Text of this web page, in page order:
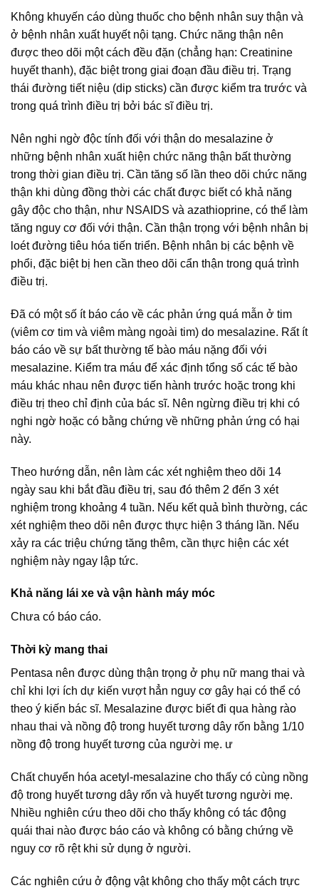
Không khuyến cáo dùng thuốc cho bệnh nhân suy thận và
ở bệnh nhân xuất huyết nội tạng. Chức năng thận nên
được theo dõi một cách đều đặn (chẳng hạn: Creatinine
huyết thanh), đặc biệt trong giai đoạn đầu điều trị. Trạng
thái đường tiết niệu (dip sticks) cần được kiểm tra trước và
trong quá trình điều trị bởi bác sĩ điều trị.
Nên nghi ngờ độc tính đối với thận do mesalazine ở
những bệnh nhân xuất hiện chức năng thận bất thường
trong thời gian điều trị. Cần tăng số lần theo dõi chức năng
thận khi dùng đồng thời các chất được biết có khả năng
gây độc cho thận, như NSAIDS và azathioprine, có thể làm
tăng nguy cơ đối với thận. Cần thận trọng với bệnh nhân bị
loét đường tiêu hóa tiến triển. Bệnh nhân bị các bệnh về
phổi, đặc biệt bị hen cần theo dõi cẩn thận trong quá trình
điều trị.
Đã có một số ít báo cáo về các phản ứng quá mẫn ở tim
(viêm cơ tim và viêm màng ngoài tim) do mesalazine. Rất ít
báo cáo về sự bất thường tế bào máu nặng đối với
mesalazine. Kiểm tra máu để xác định tổng số các tế bào
máu khác nhau nên được tiến hành trước hoặc trong khi
điều trị theo chỉ định của bác sĩ. Nên ngừng điều trị khi có
nghi ngờ hoặc có bằng chứng về những phản ứng có hại
này.
Theo hướng dẫn, nên làm các xét nghiệm theo dõi 14
ngày sau khi bắt đầu điều trị, sau đó thêm 2 đến 3 xét
nghiệm trong khoảng 4 tuần. Nếu kết quả bình thường, các
xét nghiệm theo dõi nên được thực hiện 3 tháng lần. Nếu
xảy ra các triệu chứng tăng thêm, cần thực hiện các xét
nghiệm này ngay lập tức.
Khả năng lái xe và vận hành máy móc
Chưa có báo cáo.
Thời kỳ mang thai
Pentasa nên được dùng thận trọng ở phụ nữ mang thai và
chỉ khi lợi ích dự kiến vượt hẳn nguy cơ gây hại có thể có
theo ý kiến bác sĩ. Mesalazine được biết đi qua hàng rào
nhau thai và nồng độ trong huyết tương dây rốn bằng 1/10
nồng độ trong huyết tương của người mẹ. ư
Chất chuyển hóa acetyl-mesalazine cho thấy có cùng nồng
độ trong huyết tương dây rốn và huyết tương người mẹ.
Nhiều nghiên cứu theo dõi cho thấy không có tác động
quái thai nào được báo cáo và không có bằng chứng về
nguy cơ rõ rệt khi sử dụng ở người.
Các nghiên cứu ở động vật không cho thấy một cách trực